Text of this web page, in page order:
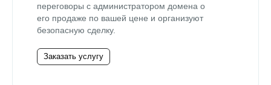
переговоры с администратором домена о
его продаже по вашей цене и организуют
безопасную сделку.
Заказать услугу